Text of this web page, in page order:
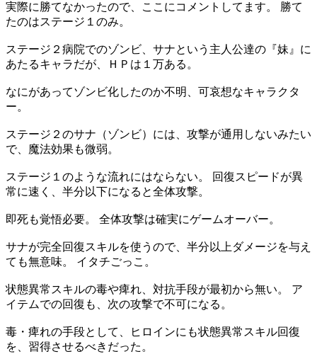
実際に勝てなかったので、ここにコメントしてます。 勝て
たのはステージ１のみ。
ステージ２病院でのゾンビ、サナという主人公達の『妹』に
あたるキャラだが、ＨＰは１万ある。
なにがあってゾンビ化したのか不明、可哀想なキャラクタ
ー。
ステージ２のサナ（ゾンビ）には、攻撃が通用しないみたい
で、魔法効果も微弱。
ステージ１のような流れにはならない。 回復スピードが異
常に速く、半分以下になると全体攻撃。
即死も覚悟必要。 全体攻撃は確実にゲームオーバー。
サナが完全回復スキルを使うので、半分以上ダメージを与え
ても無意味。 イタチごっこ。
状態異常スキルの毒や痺れ、対抗手段が最初から無い。 ア
イテムでの回復も、次の攻撃で不可になる。
毒・痺れの手段として、ヒロインにも状態異常スキル回復
を、習得させるべきだった。